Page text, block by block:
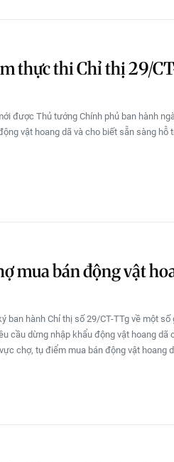
thực thi Chỉ thị 29/
được Thủ tướng Chính phủ ban hành
vật hoang dã và cho biết sẵn sàng hỗ
mua bán động vật
ban hành Chỉ thị số 29/CT-TTg về một số
cầu dừng nhập khẩu động vật hoang dã
chợ, tụ điểm mua bán động vật hoang